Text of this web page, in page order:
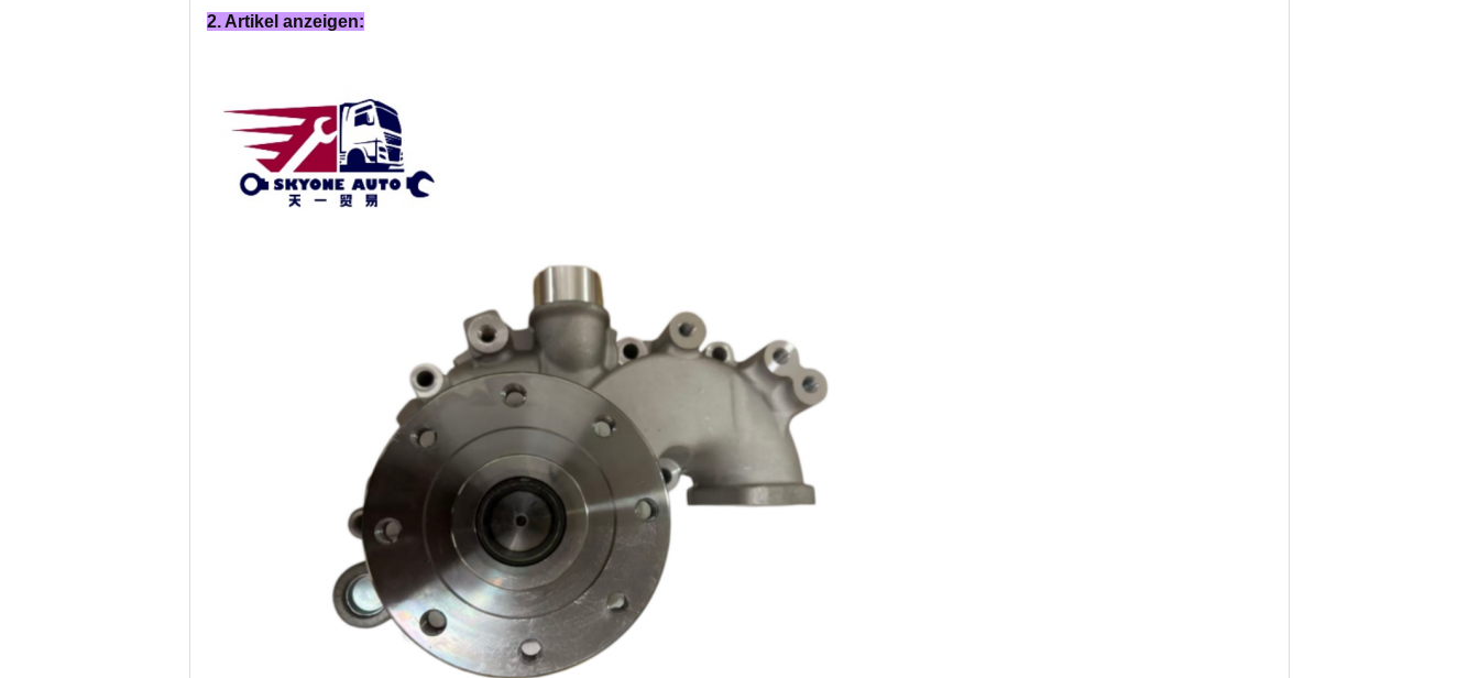
2. Artikel anzeigen: